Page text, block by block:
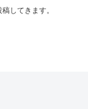
してきます。